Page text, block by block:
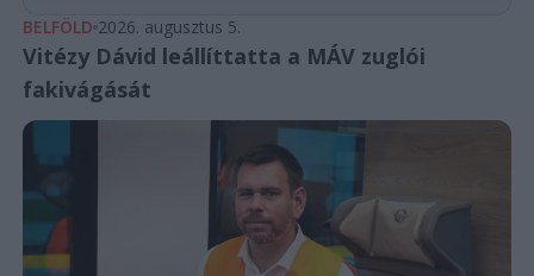
BELFÖLD 2026. augusztus 5.
Vitézy Dávid leállíttatta a MÁV zuglói
fakivágását